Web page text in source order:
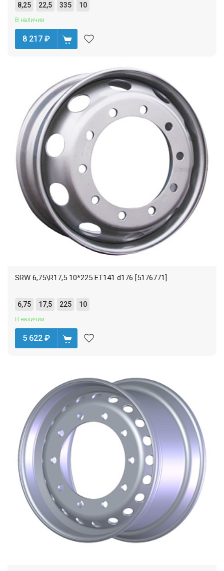
8,25 22,5 335 10
В наличии
8 217 ₽
SRW 6,75\R17,5 10*225 ET141 d176 [5176771]
6,75 17,5 225 10
В наличии
5 622 ₽